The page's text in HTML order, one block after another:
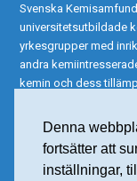
Denna
fortsätter att
inställningar,
Svenska
universitetsutbildade
yrkesgrupper med
andra
kemin och dess